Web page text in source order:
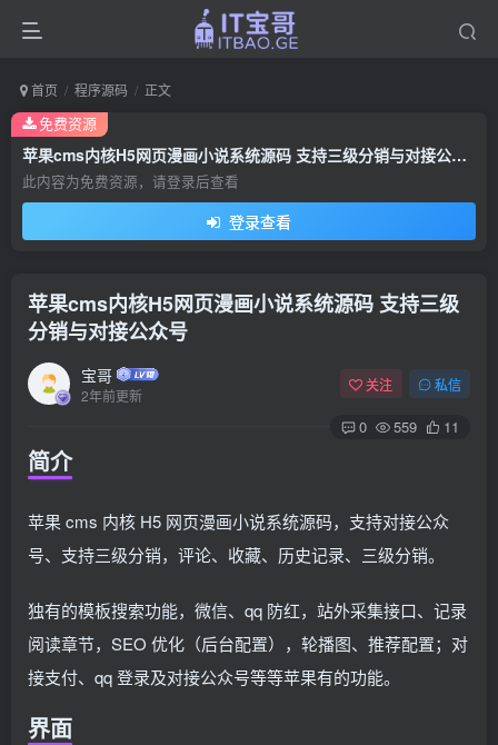
首页 程序源码 正文
苹果cms内核H5网页漫画小说系统源码 支持三级分销与对接公众号
此内容为免费资源，请登录后查看
登录查看
免费资源
苹果cms内核H5网页漫画小说系统源码 支持三级
分销与对接公众号
宝哥
2年前更新
关注 私信
0 559 11
简介
苹果 cms 内核 H5 网页漫画小说系统源码，支持对接公众
号、支持三级分销，评论、收藏、历史记录、三级分销。
独有的模板搜索功能，微信、qq 防红，站外采集接口、记录
阅读章节，SEO 优化（后台配置），轮播图、推荐配置；对
接支付、qq 登录及对接公众号等等苹果有的功能。
界面